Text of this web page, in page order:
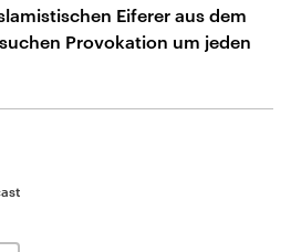
Eiferer aus dem
Provokation um jeden